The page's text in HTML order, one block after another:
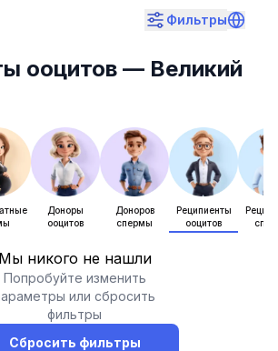
Фильтры
ооцитов — Великий
Доноры
ооцитов
Доноров
спермы
Реципиенты
ооцитов
Мы никого не нашли
Попробуйте изменить
или сбросить
фильтры
Сбросить фильтры